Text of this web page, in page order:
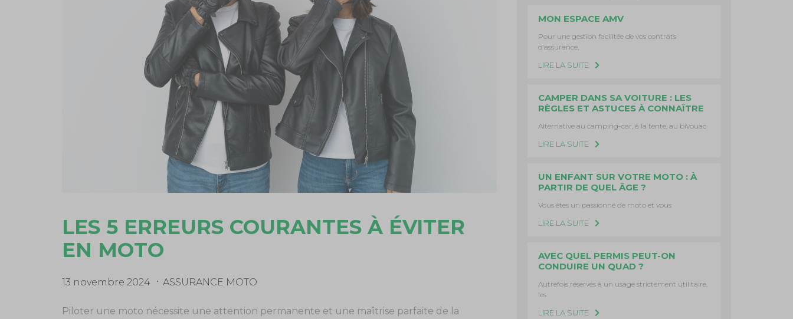
LES 5 ERREURS COURANTES À ÉVITER
EN MOTO
13 novembre 2024 ASSURANCE MOTO
Piloter une moto nécessite une attention permanente et une maîtrise parfaite de la
MON ESPACE AMV
Pour une gestion facilitée de vos contrats
d’assurance,
LIRE LA SUITE
CAMPER DANS SA VOITURE : LES
RÈGLES ET ASTUCES À CONNAÎTRE
Alternative au camping-car, à la tente, au bivouac
LIRE LA SUITE
UN ENFANT SUR VOTRE MOTO : À
PARTIR DE QUEL ÂGE ?
Vous êtes un passionné de moto et vous
LIRE LA SUITE
AVEC QUEL PERMIS PEUT-ON
CONDUIRE UN QUAD ?
Autrefois réservés à un usage strictement utilitaire,
les
LIRE LA SUITE